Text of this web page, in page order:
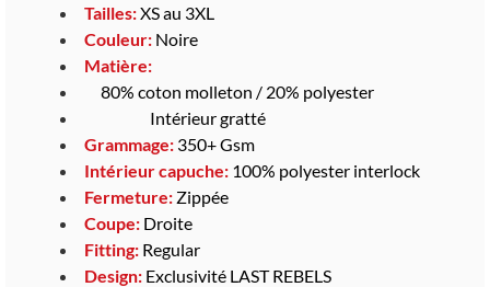
Tailles:XS au 3XL
Couleur: Noire
Matière:
80% coton molleton / 20% polyester
Intérieur gratté
Grammage: 350+ Gsm
Intérieur capuche: 100% polyester interlock
Fermeture: Zippée
Coupe: Droite
Fitting: Regular
Design: Exclusivité LAST REBELS